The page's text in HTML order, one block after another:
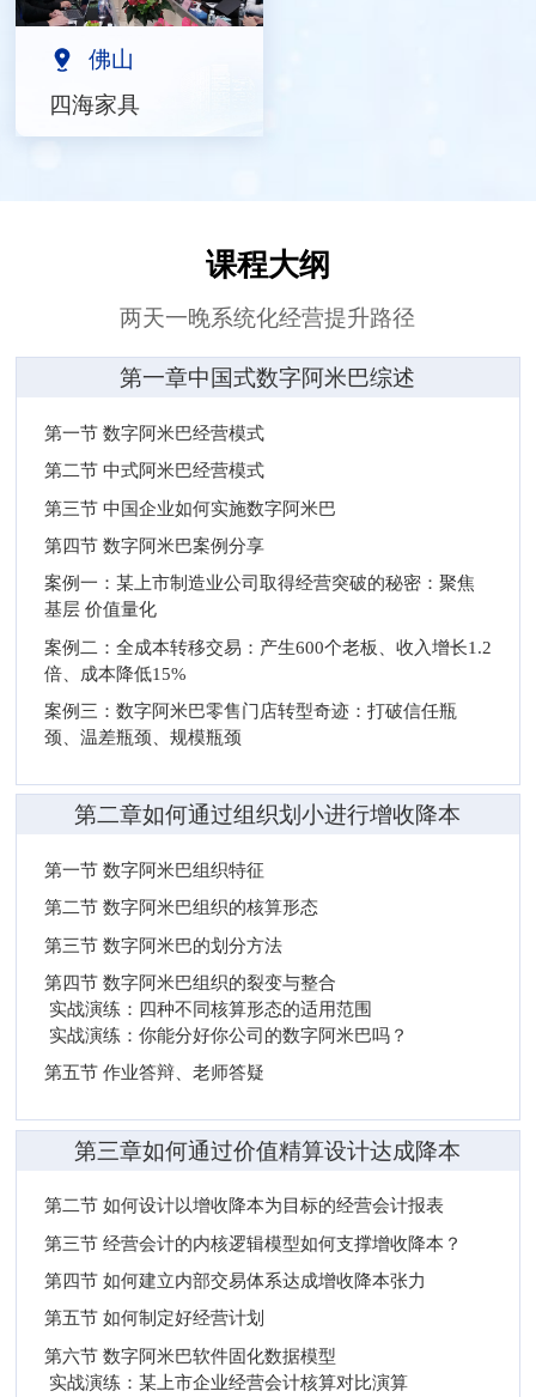
佛山
四海家具
课程大纲
两天一晚系统化经营提升路径
第一章中国式数字阿米巴综述
第一节 数字阿米巴经营模式
第二节 中式阿米巴经营模式
第三节 中国企业如何实施数字阿米巴
第四节 数字阿米巴案例分享
案例一：某上市制造业公司取得经营突破的秘密：聚焦
基层 价值量化
案例二：全成本转移交易：产生600个老板、收入增长1.2
倍、成本降低15%
案例三：数字阿米巴零售门店转型奇迹：打破信任瓶
颈、温差瓶颈、规模瓶颈
第二章如何通过组织划小进行增收降本
第一节 数字阿米巴组织特征
第二节 数字阿米巴组织的核算形态
第三节 数字阿米巴的划分方法
第四节 数字阿米巴组织的裂变与整合
实战演练：四种不同核算形态的适用范围
实战演练：你能分好你公司的数字阿米巴吗？
第五节 作业答辩、老师答疑
第三章如何通过价值精算设计达成降本
第二节 如何设计以增收降本为目标的经营会计报表
第三节 经营会计的内核逻辑模型如何支撑增收降本？
第四节 如何建立内部交易体系达成增收降本张力
第五节 如何制定好经营计划
第六节 数字阿米巴软件固化数据模型
实战演练：某上市企业经营会计核算对比演算